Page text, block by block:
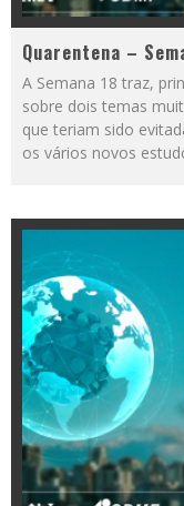
Quarentena –
A Semana 18 traz,
sobre dois temas
que teriam sido
os vários novos